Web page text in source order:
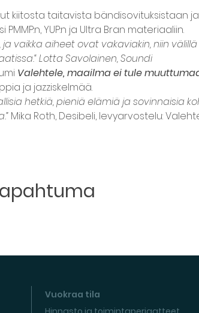
kiitosta taitavista bändisovituksistaan
YUP:n ja Ultra Bran materiaaliin.
ja vaikka aiheet ovat vakaviakin, niin
Lotta Savolainen, Soundi
Valehtele, maailma ei tule
ja jazziskelmää.
hetkiä, pieniä elämiä ja sovinnaisia
Mika Roth, Desibeli, levyarvostelu:
Vuokraa tila